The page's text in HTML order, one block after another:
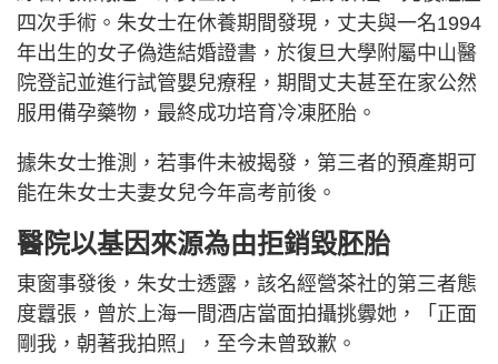
四次手術。朱女士在休養期間發現，丈夫與一名1994
年出生的女子偽造結婚證書，於復旦大學附屬中山醫
院登記並進行試管嬰兒療程，期間丈夫甚至在家公然
服用備孕藥物，最終成功培育冷凍胚胎。
據朱女士推測，若事件未被揭發，第三者的預產期可
能在朱女士夫妻女兒今年高考前後。
醫院以基因來源為由拒銷毀胚胎
東窗事發後，朱女士透露，該名經營茶社的第三者態
度囂張，曾於上海一間酒店當面拍攝挑釁她，「正面
剛我，朝著我拍照」，至今未曾致歉。